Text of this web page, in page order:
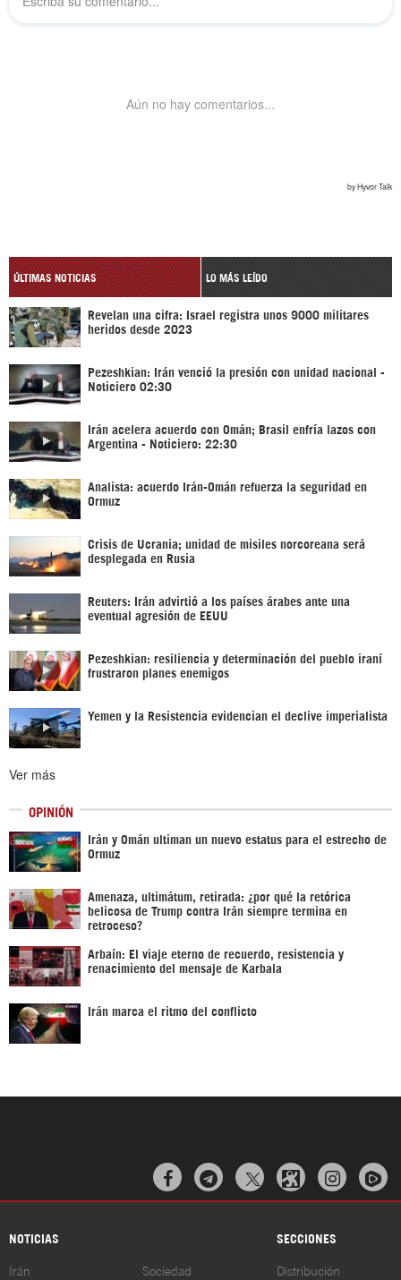
ÚLTIMAS NOTICIAS LO MÁS LEÍDO
Revelan una cifra: Israel registra unos 9000 militares
heridos desde 2023
Pezeshkian: Irán venció la presión con unidad nacional -
Noticiero 02:30
Irán acelera acuerdo con Omán; Brasil enfría lazos con
Argentina - Noticiero: 22:30
Analista: acuerdo Irán-Omán refuerza la seguridad en
Ormuz
Crisis de Ucrania; unidad de misiles norcoreana será
desplegada en Rusia
Reuters: Irán advirtió a los países árabes ante una
eventual agresión de EEUU
Pezeshkian: resiliencia y determinación del pueblo iraní
frustraron planes enemigos
Yemen y la Resistencia evidencian el declive imperialista
Ver más
OPINIÓN
Irán y Omán ultiman un nuevo estatus para el estrecho de
Ormuz
Amenaza, ultimátum, retirada: ¿por qué la retórica
belicosa de Trump contra Irán siempre termina en
retroceso?
Arbaín: El viaje eterno de recuerdo, resistencia y
renacimiento del mensaje de Karbala
Irán marca el ritmo del conflicto
  
NOTICIAS SECCIONES
Irán Sociedad Distribución